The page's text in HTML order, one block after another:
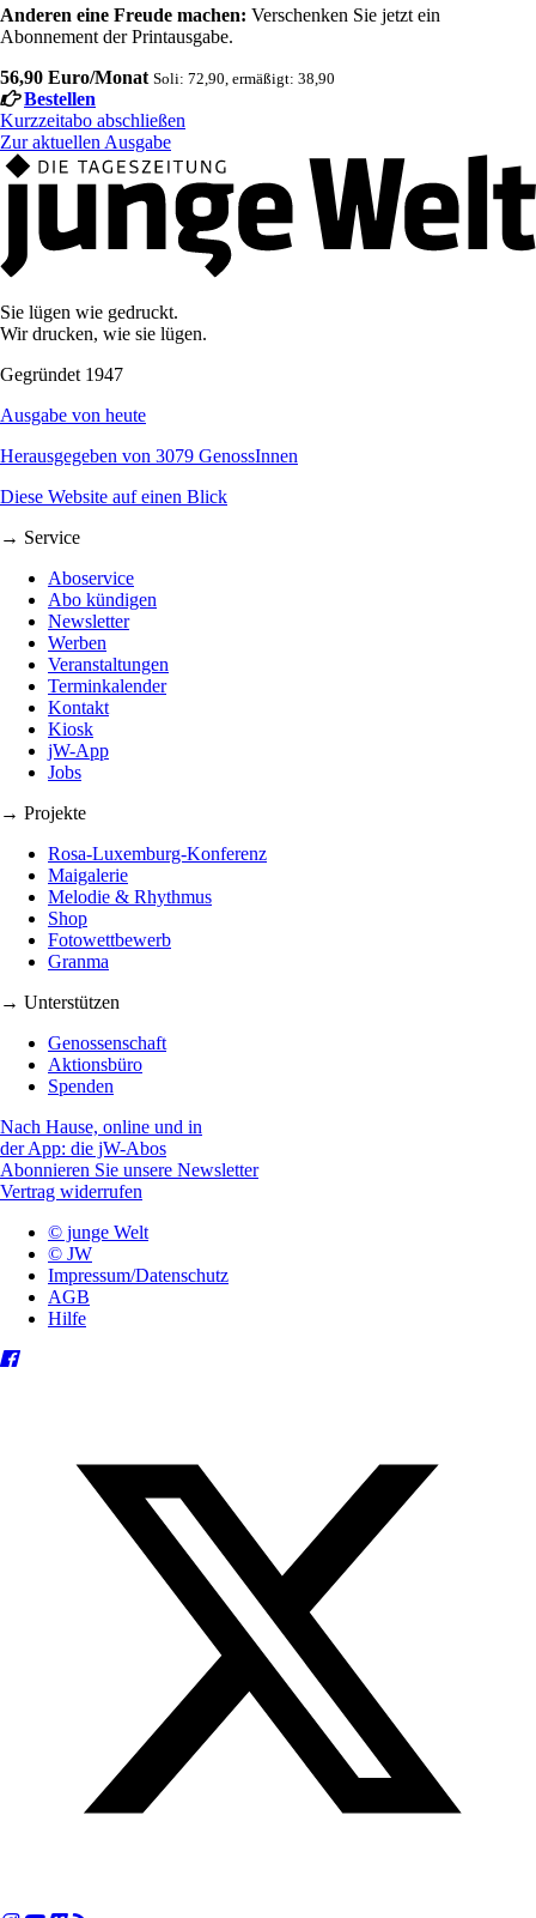
Anderen eine Freude machen: Verschenken Sie jetzt ein
Abonnement der Printausgabe.
56,90 Euro/Monat Soli: 72,90, ermäßigt: 38,90
Bestellen
Kurzzeitabo abschließen
Zur aktuellen Ausgabe
Sie lügen wie gedruckt.
Wir drucken, wie sie lügen.
Gegründet 1947
Ausgabe von heute
Herausgegeben von 3079 GenossInnen
Diese Website auf einen Blick
→ Service
Aboservice
Abo kündigen
Newsletter
Werben
Veranstaltungen
Terminkalender
Kontakt
Kiosk
jW-App
Jobs
→ Projekte
Rosa-Luxemburg-Konferenz
Maigalerie
Melodie & Rhythmus
Shop
Fotowettbewerb
Granma
→ Unterstützen
Genossenschaft
Aktionsbüro
Spenden
Nach Hause, online und in
der App: die jW-Abos
Abonnieren Sie unsere Newsletter
Vertrag widerrufen
© junge Welt
© JW
Impressum/Datenschutz
AGB
Hilfe